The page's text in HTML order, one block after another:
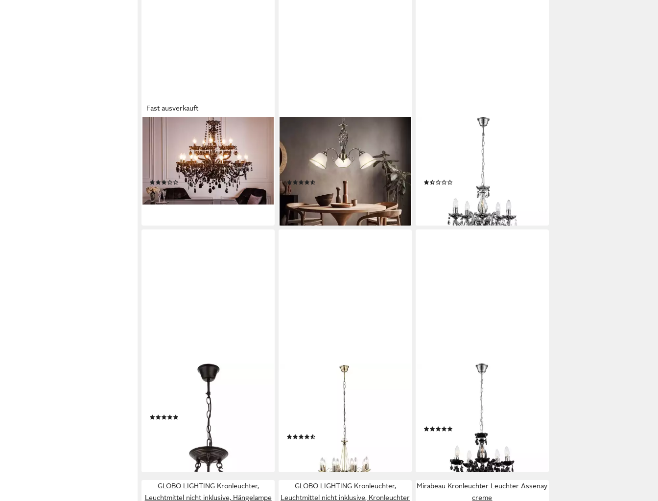
Fast ausverkauft
Kronleuchter BLACK CRYSTAL XL
80cm schwarz, ohne Leuchtmittel,
Hängelampe · Wohnzimmer · Acryl ·
Schlafzimmer · Barock Design
(2)
199,95 €
lieferbar - in 3-4 Werktagen bei dir
Kronleuchter, Leuchtmittel nicht
inklusive, Hängelampe Hängeleuchte
Kronleuchter Glasleuchte Esszimmer
ab 67,90 € UVP169,99 €
-60%
leider ausverkauft
Kronleuchter, Leuchtmittel nicht
inklusive, Luster Kronleuchter Schlaf
Zimmer Beleuchtung Decken
129,99 €
leider ausverkauft
GLOBO LIGHTING
Hängeleuchte ULLEU, ohne
Leuchtmittel, Hängeleuchte Schwarz,
219,99 €
lieferbar - in 6-8 Werktagen bei dir
Kronleuchter, Leuchtmittel inklusive,
Warmweiß, Kronleuchter Decken
Pendel Lüster Alt Messing Wohn
lieferbar - in 3-4 Werktagen bei dir
Kronleuchter, Leuchtmittel nicht
inklusive, Kronleuchter 5 Flammig
schwarz Hängeleuchte
Esstischlampe Esszimmer
99,99 €
lieferbar - in 3-4 Werktagen bei dir
GLOBO LIGHTING Kronleuchter,
Leuchtmittel nicht inklusive, Hängelampe
GLOBO LIGHTING Kronleuchter,
Leuchtmittel nicht inklusive, Kronleuchter
Mirabeau Kronleuchter Leuchter Assenay
creme